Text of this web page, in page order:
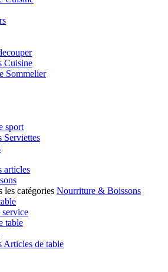
Cuisine
Sommelier
sport
Serviettes
articles
les catégories Nourriture & Boissons
service
table
Articles de table